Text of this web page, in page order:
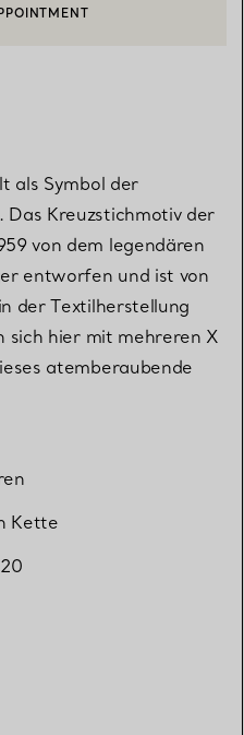
ODER EINEN
als Symbol der
Kreuzstichmotiv der
von dem legendären
entworfen und ist von
der Textilherstellung
sich hier mit mehreren X
atemberaubende
Kette